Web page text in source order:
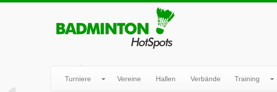
Turniere Vereine Hallen Verbände Training